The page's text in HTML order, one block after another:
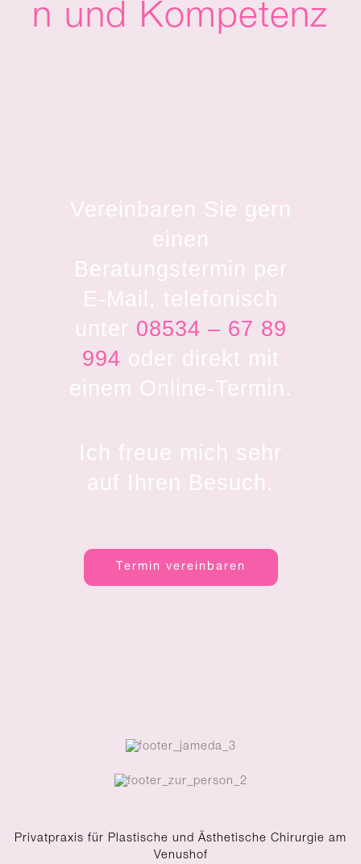
n und Kompetenz
Vereinbaren Sie gern
einen
Beratungstermin per
E-Mail, telefonisch
unter 08534 – 67 89
994 oder direkt mit
einem Online-Termin.
Ich freue mich sehr
auf Ihren Besuch.
Termin vereinbaren
Privatpraxis für Plastische und Ästhetische Chirurgie am
Venushof